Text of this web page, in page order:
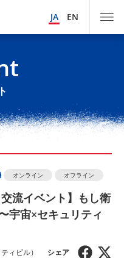
JA EN
オンライン オフライン
流イベント】もし衛
宇宙×セキュリティ
ィビル）